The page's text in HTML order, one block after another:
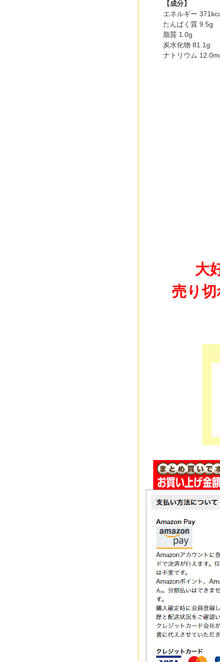
【成分】
エネルギー
たんぱく質 9.5g
脂質 1.0g
炭水化物 81.1g
ナトリウム
大
売り